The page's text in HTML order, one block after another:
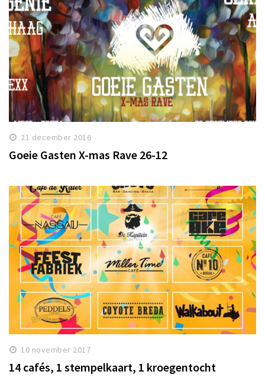
21 december 2016
Goeie Gasten X-mas Rave 26-12
10 november 2017
14 cafés, 1 stempelkaart, 1 kroegentocht